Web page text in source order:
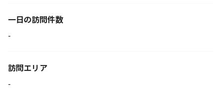
一日の訪問件数
-
訪問エリア
-